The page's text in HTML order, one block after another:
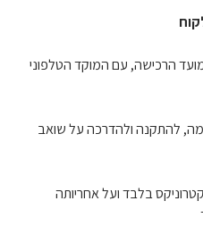
קשר, בתוך 30 יום ממועד הרכישה, עם המוקד הטלפוני
להתקנה ולהדרכה על שואב
בלבד ועל אחריותה